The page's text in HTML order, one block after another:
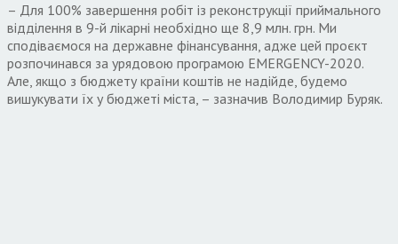
– Для 100% завершення робіт із реконструкції приймального
відділення в 9-й лікарні необхідно ще 8,9 млн. грн. Ми
сподіваємося на державне фінансування, адже цей проєкт
розпочинався за урядовою програмою EMERGENCY-2020.
Але, якщо з бюджету країни коштів не надійде, будемо
вишукувати їх у бюджеті міста, – зазначив Володимир Буряк.